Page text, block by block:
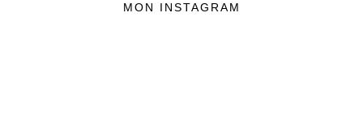
MON INSTAGRAM